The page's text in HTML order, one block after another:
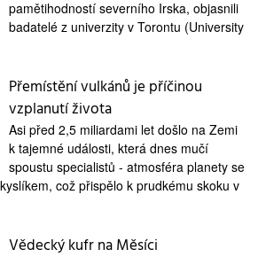
pamětihodností severního Irska, objasnili
badatelé z univerzity v Torontu (University
Přemístění vulkánů je příčinou
vzplanutí života
Asi před 2,5 miliardami let došlo na Zemi
k tajemné události, která dnes mučí
spoustu specialistů - atmosféra planety se
což přispělo k prudkému skoku v
Vědecký kufr na Měsíci